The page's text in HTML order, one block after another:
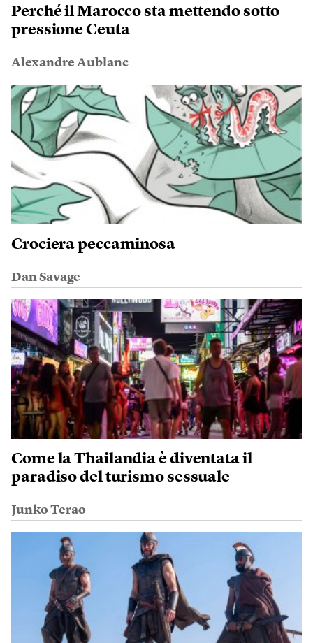
Perché il Marocco sta mettendo sotto
pressione Ceuta
Alexandre Aublanc
Crociera peccaminosa
Dan Savage
Come la Thailandia è diventata il
paradiso del turismo sessuale
Junko Terao